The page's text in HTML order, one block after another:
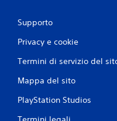
Supporto
Privacy e cookie
Termini di servizio del
Mappa del sito
PlayStation Studios